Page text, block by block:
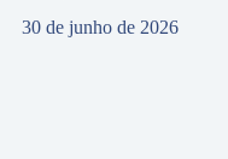
30 de junho de 2026